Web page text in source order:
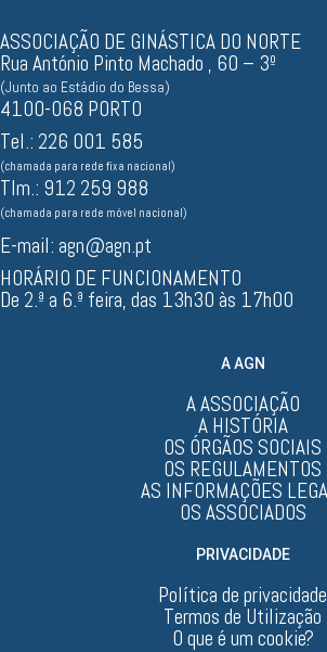
ASSOCIAÇÃO DE GINÁSTICA DO NORTE
Rua António Pinto Machado , 60 – 3º
(Junto ao Estádio do Bessa)
4100-068 PORTO
Tel.: 226 001 585
(chamada para rede fixa nacional)
Tlm.: 912 259 988
(chamada para rede móvel nacional)
E-mail: agn@agn.pt
HORÁRIO DE FUNCIONAMENTO
De 2.ª a 6.ª feira, das 13h30 às 17h00
A AGN
A ASSOCIAÇÃO
A HISTÓRIA
OS ÓRGÃOS SOCIAIS
OS REGULAMENTOS
AS INFORMAÇÕES
OS ASSOCIADOS
PRIVACIDADE
Política de privacidade
Termos de Utilização
O que é um cookie?